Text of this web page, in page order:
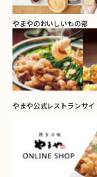
やまやのおいしいもの部
やまや公式レストランサイ